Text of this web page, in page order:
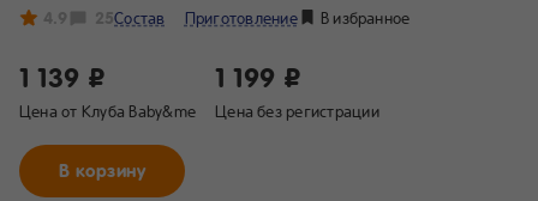
1 139 ₽
Цена от Клуба Baby&me
1 199 ₽
Цена без регистрации
В корзину
4.9 25Состав Приготовление В избранное